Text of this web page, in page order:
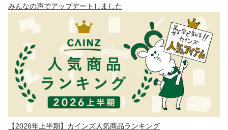
みんなの声でアップデートしました
【2026年上半期】カインズ人気商品ランキング